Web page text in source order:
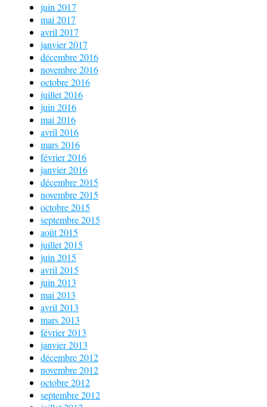
juin 2017
mai 2017
avril 2017
janvier 2017
décembre 2016
novembre 2016
octobre 2016
juillet 2016
juin 2016
mai 2016
avril 2016
mars 2016
février 2016
janvier 2016
décembre 2015
novembre 2015
octobre 2015
septembre 2015
août 2015
juillet 2015
juin 2015
avril 2015
juin 2013
mai 2013
avril 2013
mars 2013
février 2013
janvier 2013
décembre 2012
novembre 2012
octobre 2012
septembre 2012